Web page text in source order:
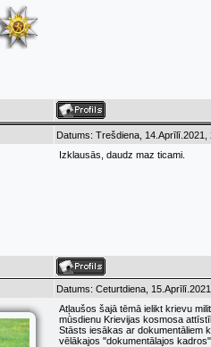
Datums: Trešdiena,
Izklausās, daudz maz ticami.
Datums: Ceturtdiena,
Atļaušos šajā tēmā ielikt krievu
mūsdienu Krievijas kosmosa
Stāsts iesākas ar dokumentāliem
vēlākajos "dokumentālajos